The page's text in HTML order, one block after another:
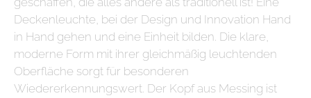
Deckenleuchte, bei der Design und Innovation Hand
in Hand gehen und eine Einheit bilden. Die klare,
moderne Form mit ihrer gleichmäßig leuchtenden
Oberfläche sorgt für besonderen
Wiedererkennungswert. Der Kopf aus Messing ist